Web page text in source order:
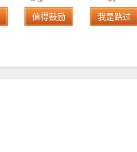
值得鼓励 我是路过